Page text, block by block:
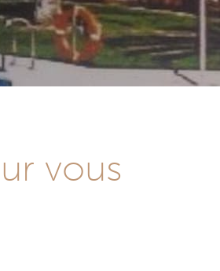
vous